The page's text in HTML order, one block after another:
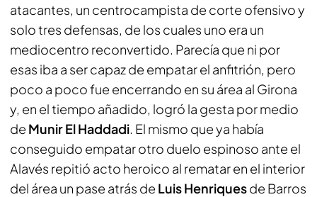
atacantes, un centrocampista de corte ofensivo y
solo tres defensas, de los cuales uno era un
mediocentro reconvertido. Parecía que ni por
esas iba a ser capaz de empatar el anfitrión, pero
poco a poco fue encerrando en su área al Girona
y, en el tiempo añadido, logró la gesta por medio
de Munir El Haddadi. El mismo que ya había
conseguido empatar otro duelo espinoso ante el
Alavés repitió acto heroico al rematar en el interior
del área un pase atrás de Luis Henriquesde Barros